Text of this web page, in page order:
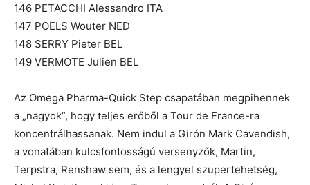
146 PETACCHI Alessandro ITA
147 POELS Wouter NED
148 SERRY Pieter BEL
149 VERMOTE Julien BEL
Az Omega Pharma-Quick Step csapatában megpihennek
a „nagyok”, hogy teljes erőből a Tour de France-ra
koncentrálhassanak. Nem indul a Girón Mark Cavendish,
a vonatában kulcsfontosságú versenyzők, Martin,
Terpstra, Renshaw sem, és a lengyel szupertehetség,